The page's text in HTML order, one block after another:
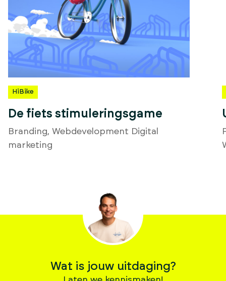
HiBike
De fiets stimuleringsgame
Branding, Webdevelopment Digital
marketing
Wat is jouw uitdaging?